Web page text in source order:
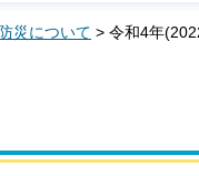
災について > 令和4年